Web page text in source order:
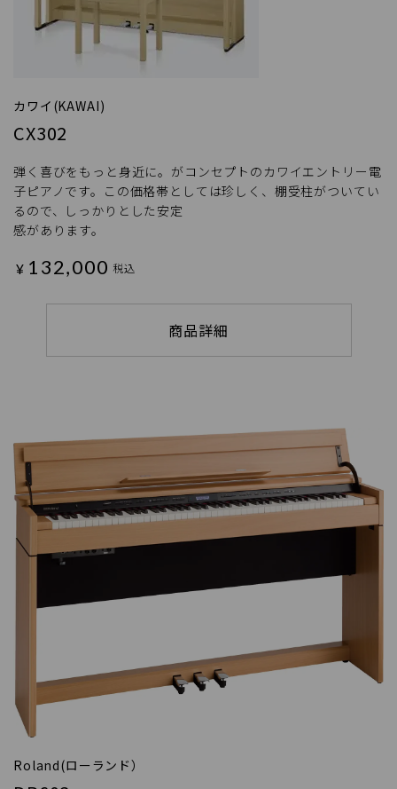
カワイ(KAWAI)
CX302
弾く喜びをもっと身近に。がコンセプトのカワイエントリー電
子ピアノです。この価格帯としては珍しく、棚受柱がついてい
るので、しっかりとした安定
感があります。
¥ 132,000 税込
商品詳細
Roland(ローランド）